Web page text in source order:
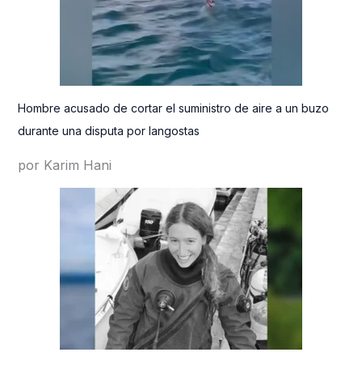
Hombre acusado de cortar el suministro de aire a un buzo
durante una disputa por langostas
por Karim Hani